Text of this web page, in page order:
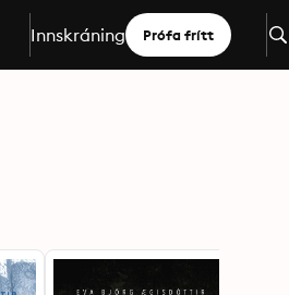
Innskráning Prófa frítt